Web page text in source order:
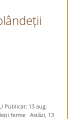
Publicat: 13 aug.
ferme Astăzi, 13